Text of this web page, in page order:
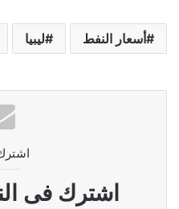
أسعار النفط ليبيا
اشترك فى